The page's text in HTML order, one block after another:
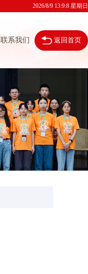
2026/8/9 13:9:9 星期日
联系我们 返回首页